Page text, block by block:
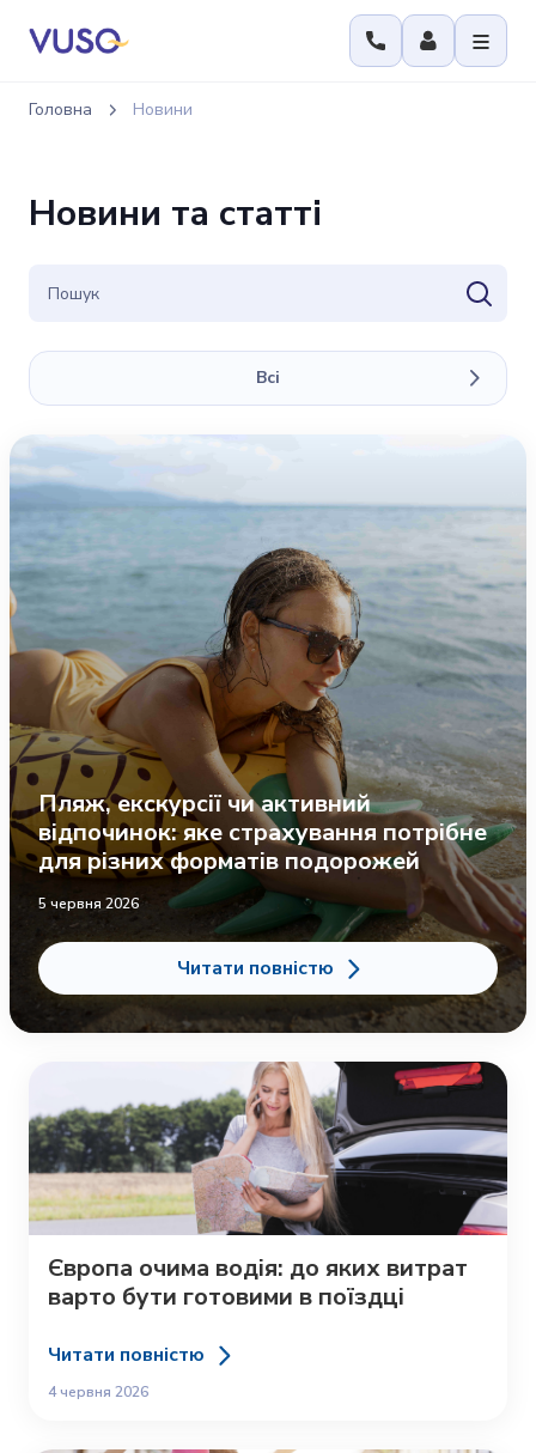
Головна Новини
Новини та статті
Всі
Пляж, екскурсії чи активний
відпочинок: яке страхування потрібне
для різних форматів подорожей
Читати повністю
5 червня 2026
Європа очима водія: до яких витрат
варто бути готовими в поїздці
Читати повністю
4 червня 2026